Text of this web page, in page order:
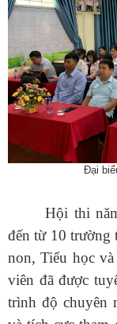
Đại
Hội thi
đến từ 10 trường
non, Tiểu học
viên đã được
trình độ chuyên